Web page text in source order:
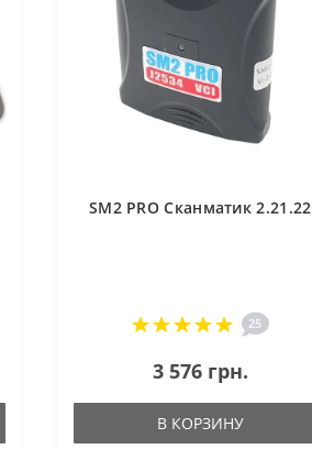
SM2 PRO Сканматик 2.21.22
25
3 576 грн.
В КОРЗИНУ